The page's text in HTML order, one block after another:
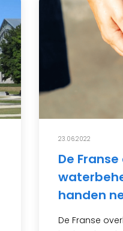
23.06.2022
De
handen
De Franse